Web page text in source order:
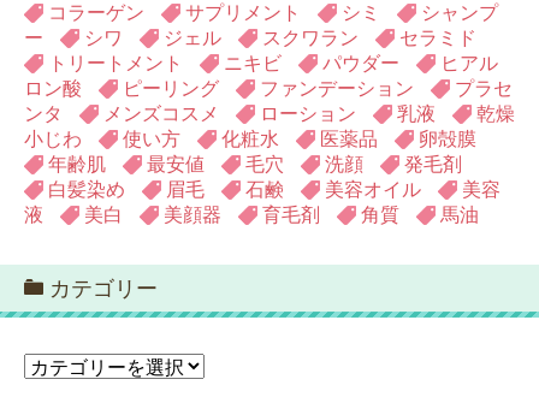
コラーゲン
サプリメント シミ
シャンプ
ー
シワ ジェル スクワラン
セラミド
トリートメント
ニキビ パウダー
ヒアル
ロン酸
ピーリング ファンデーション
プラセ
ンタ
メンズコスメ ローション 乳液
乾燥
小じわ
使い方 化粧水 医薬品
卵殻膜
年齢肌
最安値 毛穴 洗顔
発毛剤
白髪染め
眉毛 石鹸 美容オイル
美容
液
美白 美顔器 育毛剤 角質 馬油
カテゴリー
カ